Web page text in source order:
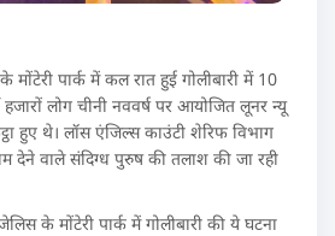
मोंटेरी पार्क में कल रात हुई गोलीबारी में 10
हजारों लोग चीनी नववर्ष पर आयोजित लूनर न्यू
हुए थे। लॉस एंजिल्स काउंटी शेरिफ विभाग
देने वाले संदिग्ध पुरुष की तलाश की जा रही
के मोंटेरी पार्क में गोलीबारी की ये घटना